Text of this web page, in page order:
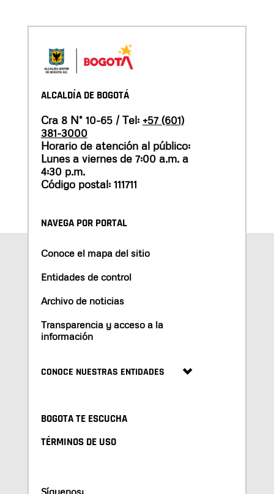
ALCALDÍA DE BOGOTÁ
Cra 8 N° 10-65 / Tel: +57 (601)
381-3000
Horario de atención al público:
Lunes a viernes de 7:00 a.m. a
4:30 p.m.
Código postal: 111711
NAVEGA POR PORTAL
Conoce el mapa del sitio
Entidades de control
Archivo de noticias
Transparencia y acceso a la
información
CONOCE NUESTRAS ENTIDADES
BOGOTA TE ESCUCHA
TÉRMINOS DE USO